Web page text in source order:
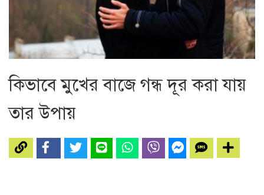
কিভাবে মুখের বাজে গন্ধ দূর করা যায়
তার উপায়